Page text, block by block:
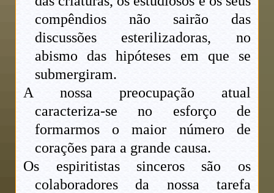
compêndios não sairão das
discussões esterilizadoras, no
abismo das hipóteses em que se
submergiram.
A nossa preocupação atual
caracteriza-se no esforço de
formarmos o maior número de
corações para a grande causa.
Os espiritistas sinceros são os
colaboradores da nossa tarefa